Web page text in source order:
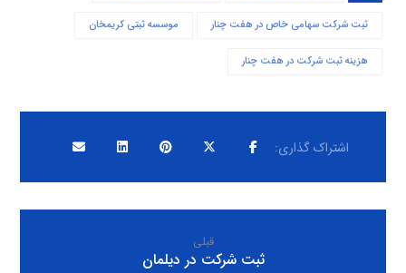
ثبت شرکت سهامی خاص در هفت چنار موسسه ثبتی کریمخان
هزینه ثبت شرکت در هفت چنار
قبلی
ثبت شرکت در دیلمان